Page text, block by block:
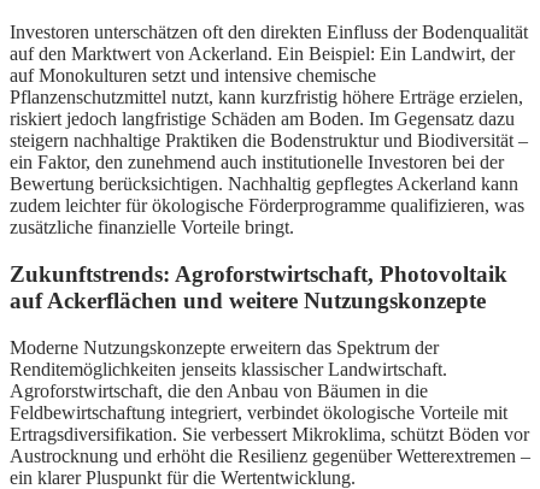
Investoren unterschätzen oft den direkten Einfluss der Bodenqualität
auf den Marktwert von Ackerland. Ein Beispiel: Ein Landwirt, der
auf Monokulturen setzt und intensive chemische
Pflanzenschutzmittel nutzt, kann kurzfristig höhere Erträge erzielen,
riskiert jedoch langfristige Schäden am Boden. Im Gegensatz dazu
steigern nachhaltige Praktiken die Bodenstruktur und Biodiversität –
ein Faktor, den zunehmend auch institutionelle Investoren bei der
Bewertung berücksichtigen. Nachhaltig gepflegtes Ackerland kann
zudem leichter für ökologische Förderprogramme qualifizieren, was
zusätzliche finanzielle Vorteile bringt.
Zukunftstrends: Agroforstwirtschaft, Photovoltaik
auf Ackerflächen und weitere Nutzungskonzepte
Moderne Nutzungskonzepte erweitern das Spektrum der
Renditemöglichkeiten jenseits klassischer Landwirtschaft.
Agroforstwirtschaft, die den Anbau von Bäumen in die
Feldbewirtschaftung integriert, verbindet ökologische Vorteile mit
Ertragsdiversifikation. Sie verbessert Mikroklima, schützt Böden vor
Austrocknung und erhöht die Resilienz gegenüber Wetterextremen –
ein klarer Pluspunkt für die Wertentwicklung.